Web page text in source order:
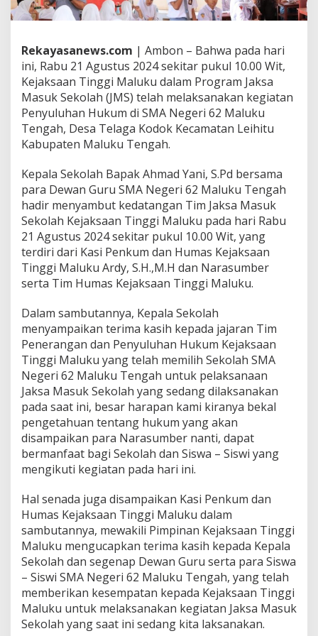
J
s
a
M
a
s
u
k
k
S
e
k
o
l
a
h
S
M
A
e
g
r
i
6
2
M
a
l
u
k
u
n
g
a
h
Rekayasanews.com | Ambon – Bahwa pada hari
ini, Rabu 21 Agustus 2024 sekitar pukul 10.00 Wit,
Kejaksaan Tinggi Maluku dalam Program Jaksa
Masuk Sekolah (JMS) telah melaksanakan kegiatan
Penyuluhan Hukum di SMA Negeri 62 Maluku
Tengah, Desa Telaga Kodok Kecamatan Leihitu
Kabupaten Maluku Tengah.
Kepala Sekolah Bapak Ahmad Yani, S.Pd bersama
para Dewan Guru SMA Negeri 62 Maluku Tengah
hadir menyambut kedatangan Tim Jaksa Masuk
Sekolah Kejaksaan Tinggi Maluku pada hari Rabu
21 Agustus 2024 sekitar pukul 10.00 Wit, yang
terdiri dari Kasi Penkum dan Humas Kejaksaan
Tinggi Maluku Ardy, S.H.,M.H dan Narasumber
serta Tim Humas Kejaksaan Tinggi Maluku.
Dalam sambutannya, Kepala Sekolah
menyampaikan terima kasih kepada jajaran Tim
Penerangan dan Penyuluhan Hukum Kejaksaan
Tinggi Maluku yang telah memilih Sekolah SMA
Negeri 62 Maluku Tengah untuk pelaksanaan
Jaksa Masuk Sekolah yang sedang dilaksanakan
pada saat ini, besar harapan kami kiranya bekal
pengetahuan tentang hukum yang akan
disampaikan para Narasumber nanti, dapat
bermanfaat bagi Sekolah dan Siswa – Siswi yang
mengikuti kegiatan pada hari ini.
Hal senada juga disampaikan Kasi Penkum dan
Humas Kejaksaan Tinggi Maluku dalam
sambutannya, mewakili Pimpinan Kejaksaan Tinggi
Maluku mengucapkan terima kasih kepada Kepala
Sekolah dan segenap Dewan Guru serta para Siswa
– Siswi SMA Negeri 62 Maluku Tengah, yang telah
memberikan kesempatan kepada Kejaksaan Tinggi
Maluku untuk melaksanakan kegiatan Jaksa Masuk
Sekolah yang saat ini sedang kita laksanakan.